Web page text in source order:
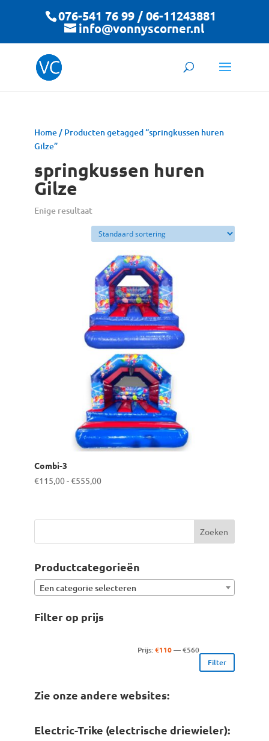
076-541 76 99 / 06-11243881
info@vonnyscorner.nl
Home/ Producten getagged “springkussen huren
Gilze”
springkussen huren
Gilze
Enige resultaat
Combi-3
€115,00-€555,00Prijsklasse:
€555,00
Productcategorieën
Een categorie selecteren
Filter op prijs
Filter
Prijs:€110—€560
Zie onze andere websites:
Electric-Trike (electrische driewieler):